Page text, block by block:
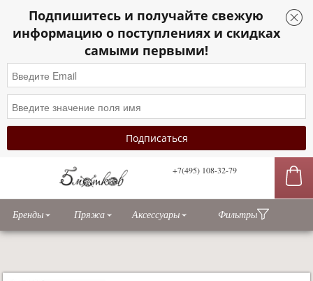
Подпишитесь и получайте свежую
информацию о поступлениях и скидках
самыми первыми!
+7(495) 108-32-79
Бренды Пряжа Аксессуары Фильтры